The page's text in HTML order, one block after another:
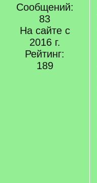
Сообщений:
83
На сайте с
2016 г.
Рейтинг:
189